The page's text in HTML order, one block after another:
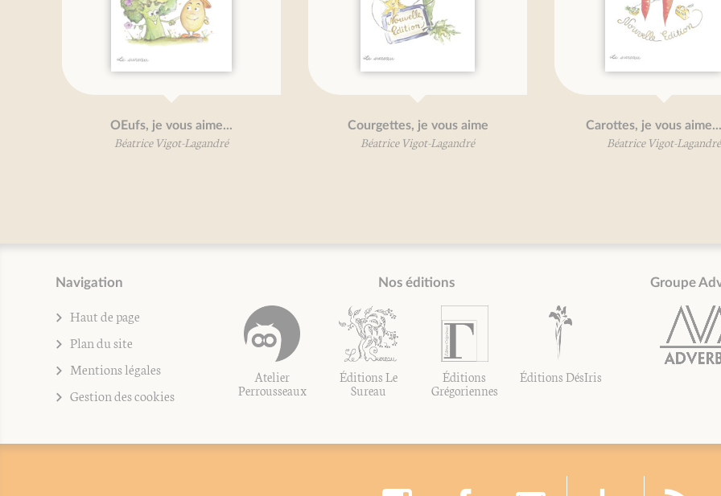
OEufs, je vous aime...
Béatrice Vigot-Lagandré
Courgettes, je vous aime
Béatrice Vigot-Lagandré
Carottes, je vous aime... NE
Béatrice Vigot-Lagandré
Navigation
Haut de page
Plan du site
Mentions légales
Gestion des cookies
Nos éditions
Atelier
Perrousseaux
Éditions Le
Sureau
Éditions
Grégoriennes
Éditions DésIris
Groupe